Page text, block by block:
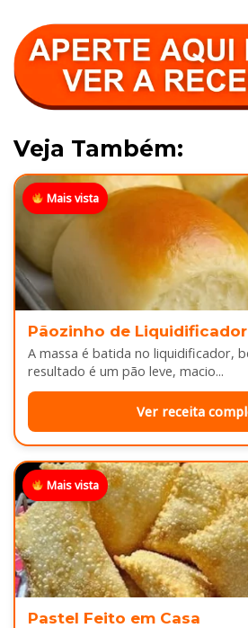
Veja Também:
Mais vista
Pãozinho de Liquidificador
A massa é batida no liquidificador,
resultado é um pão leve, macio...
Ver receita
Mais vista
Pastel Feito em Casa